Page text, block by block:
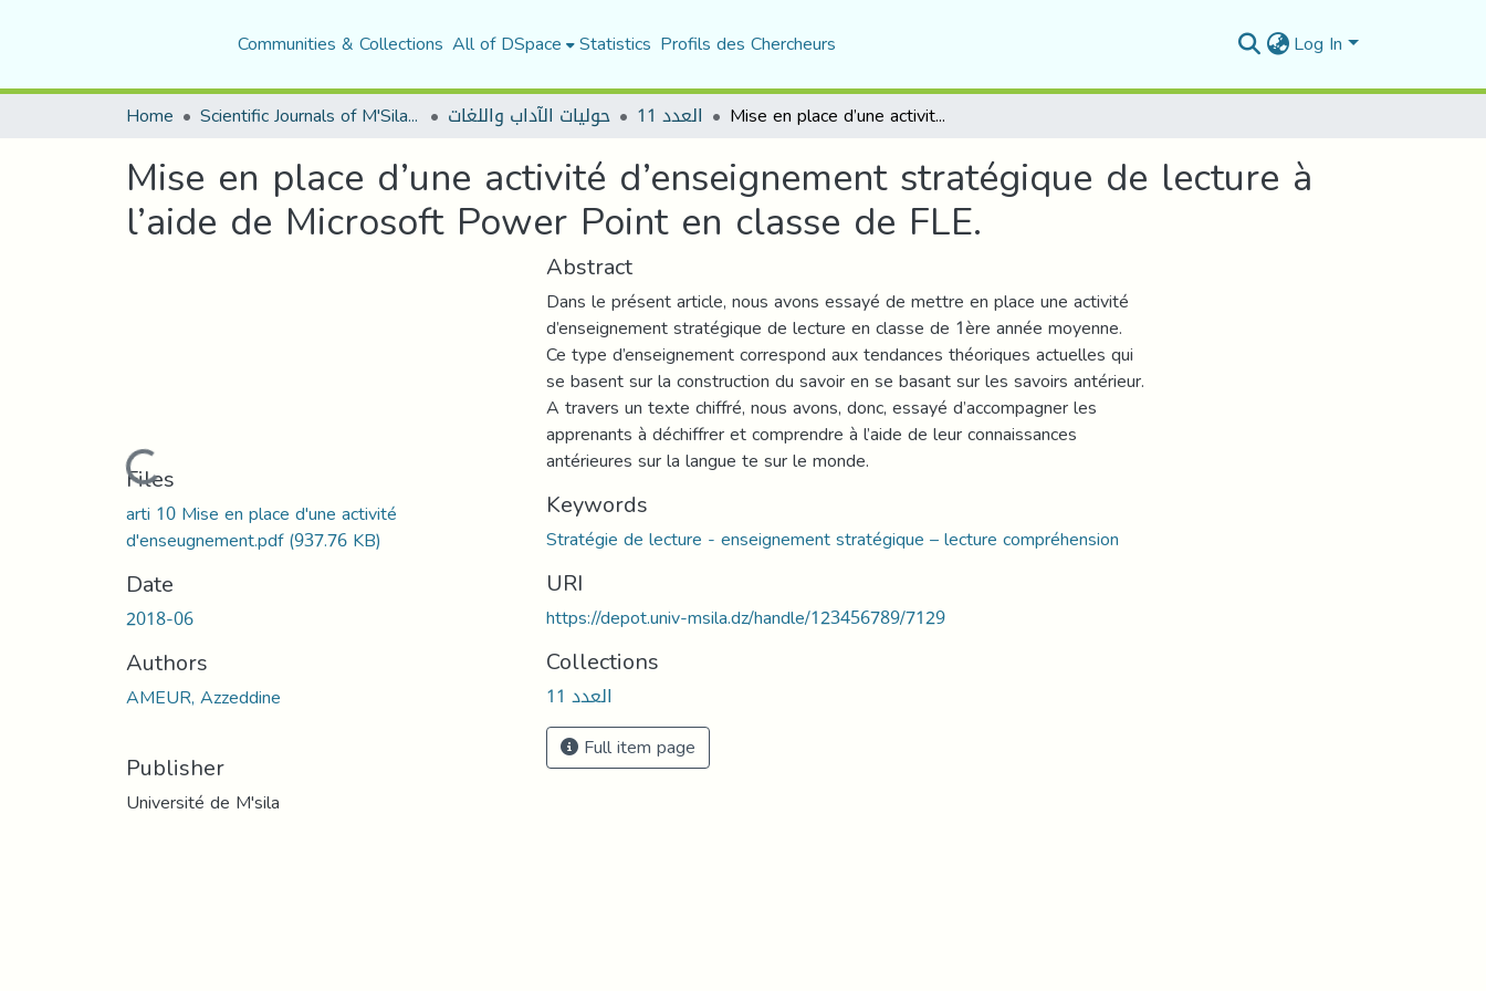
Communities & Collections All of DSpace Statistics Profils des Chercheurs Log In
Home Scientific Journals of M'Sila University حوليات الآداب واللغات العدد 11 Mise en place d’une activité d’enseignement stratégique de lecture à l’aide de Microsoft Power Point en classe de FLE.
Mise en place d’une activité d’enseignement stratégique de lecture à
l’aide de Microsoft Power Point en classe de FLE.
Loading...
Files
arti 10 Mise en place d'une activité
d'enseugnement.pdf(937.76 KB)
Date
2018-06
Authors
AMEUR, Azzeddine
Publisher
Université de M'sila
Abstract
Dans le présent article, nous avons essayé de mettre en place une activité
d’enseignement stratégique de lecture en classe de 1ère année moyenne.
Ce type d’enseignement correspond aux tendances théoriques actuelles qui
se basent sur la construction du savoir en se basant sur les savoirs antérieur.
A travers un texte chiffré, nous avons, donc, essayé d’accompagner les
apprenants à déchiffrer et comprendre à l’aide de leur connaissances
antérieures sur la langue te sur le monde.
Keywords
Stratégie de lecture - enseignement stratégique – lecture compréhension
URI
https://depot.univ-msila.dz/handle/123456789/7129
Collections
العدد 11
Full item page